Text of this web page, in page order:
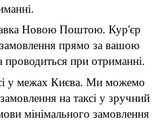
Новою Поштою. Кур'єр
прямо за вашою
при отриманні.
у межах Києва. Ми можемо
на таксі у зручний
мінімального замовлення